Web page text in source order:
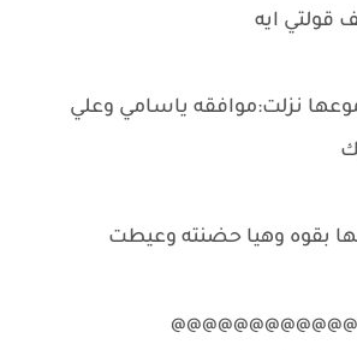
قولتي ايه
نزلت:موافقه ياسامي وعلي
بقوه وهيا حضنته وعيطت